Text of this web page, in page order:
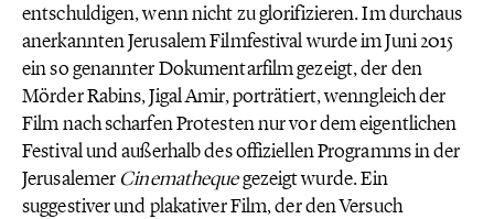
entschuldigen, wenn nicht zu glorifizieren. Im durchaus
anerkannten Jerusalem Filmfestival wurde im Juni 2015
ein so genannter Dokumentarfilm gezeigt, der den
Mörder Rabins, Jigal Amir, porträtiert, wenngleich der
Film nach scharfen Protesten nur vor dem eigentlichen
Festival und außerhalb des offiziellen Programms in der
Jerusalemer Cinemathequegezeigt wurde. Ein
suggestiver und plakativer Film, der den Versuch